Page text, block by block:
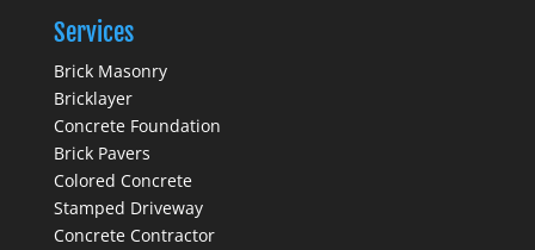
Services
Brick Masonry
Bricklayer
Concrete Foundation
Brick Pavers
Colored Concrete
Stamped Driveway
Concrete Contractor